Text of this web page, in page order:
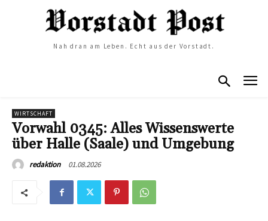
Nah dran am Leben. Echt aus der Vorstadt.
WIRTSCHAFT
Vorwahl 0345: Alles Wissenswerte
über Halle (Saale) und Umgebung
redaktion 01.08.2026